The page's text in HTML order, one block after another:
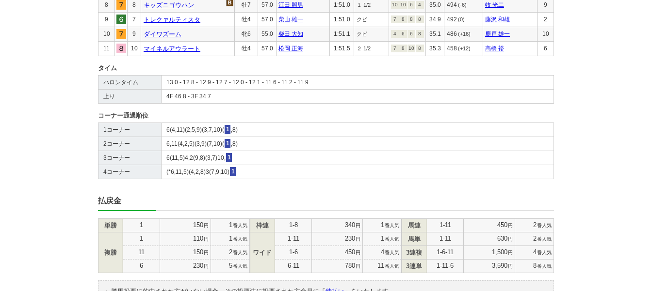
8 8 キッズニゴウハン 牡7 57.0 江田 照男 1:51.0 １ 1/2 10 10 6 4 35.0 494(-6) 牧 光二 9
9 7 トレクァルティスタ 牡4 57.0 柴山 雄一 1:51.0 クビ 7 8 8 8 34.9 492 (0) 藤沢 和雄 2
10 9 ダイワズーム 牝6 55.0 柴田 大知 1:51.1 クビ 4 6 6 8 35.1 486 (+16) 鹿戸 雄一 10
11 10 マイネルアウラート 牡4 57.0 松岡 正海 1:51.5 ２ 1/2 7 8 10 8 35.3 458(+12) 高橋 裕 6
タイム
ハロンタイム 13.0 - 12.8 - 12.9 - 12.7 - 12.0 - 12.1 - 11.6 - 11.2 - 11.9
上り 4F 46.8 - 3F 34.7
コーナー通過順位
1コーナー 6(4,11)(2,5,9)(3,7,10)( 1 ,8)
2コーナー 6,11(4,2,5)(3,9)(7,10)( 1 ,8)
3コーナー 6(11,5)4,2(9,8)(3,7)10, 1
4コーナー (*6,11,5)(4,2,8)3(7,9,10) 1
払戻金
単勝 1 150円 1 番人気
複勝
1 110円 1 番人気
11 150円 2番人気
6 230円 5番人気
枠連 1-8 340円 1 番人気
ワイド
1-11 230円 1 番人気
1-6 450円 4番人気
6-11 780円 11 番人気
馬連 1-11 450円 2番人気
馬単 1-11 630円 2番人気
3連複 1-6-11 1,500円 4番人気
3連単 1-11-6 3,590円 8番人気